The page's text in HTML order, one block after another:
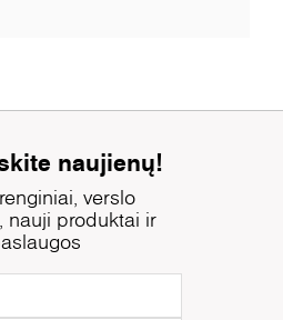
naujienų!
verslo
nauji produktai ir